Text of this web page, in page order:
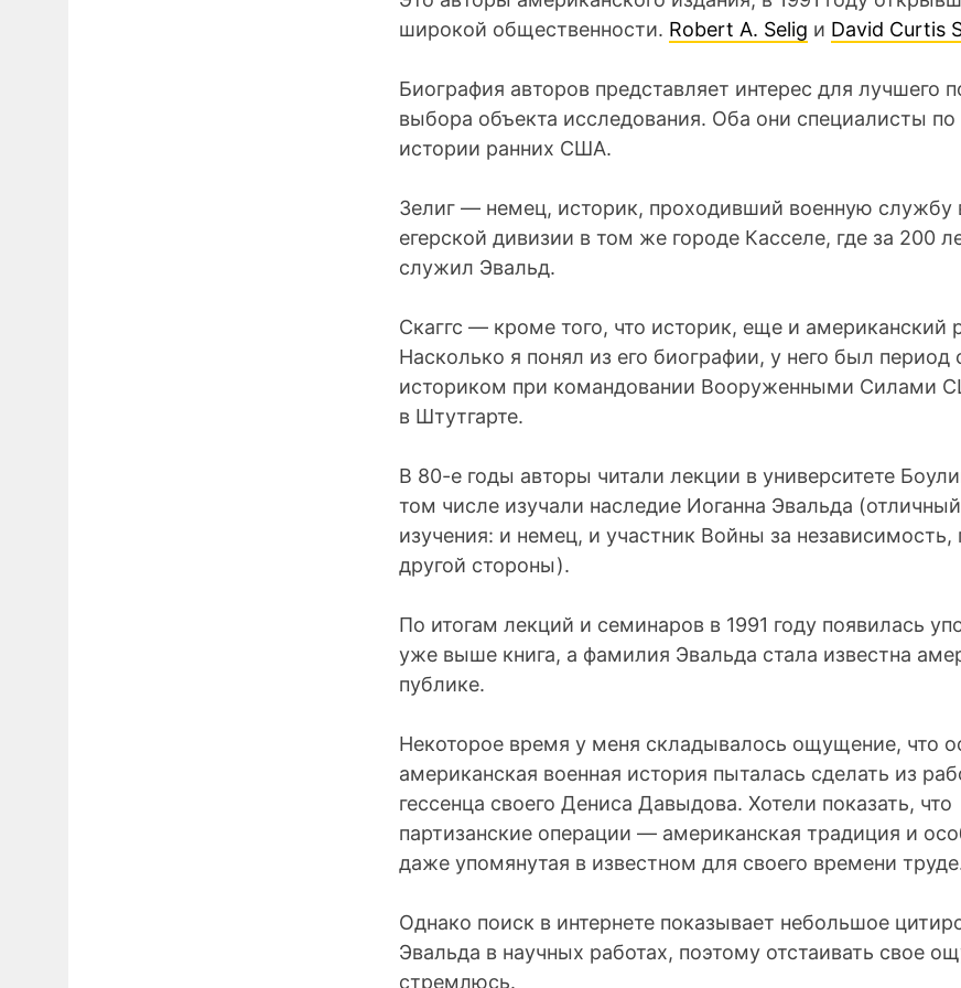
широкой общественности. Robert A. Selig и David Curtis
Биография авторов представляет интерес для лучшего
выбора объекта исследования. Оба они специалисты по
истории ранних США.
Зелиг — немец, историк, проходивший военную службу
егерской дивизии в том же городе Касселе, где за 200
служил Эвальд.
Скаггс — кроме того, что историк, еще и американский
Насколько я понял из его биографии, у него был
историком при командовании Вооруженными Силами
в Штутгарте.
В 80-е годы авторы читали лекции в университете
том числе изучали наследие Иоганна Эвальда
изучения: и немец, и участник Войны за независимость,
другой стороны).
По итогам лекций и семинаров в 1991 году появилась
уже выше книга, а фамилия Эвальда стала известна
публике.
Некоторое время у меня складывалось ощущение, что
американская военная история пыталась сделать из
гессенца своего Дениса Давыдова. Хотели показать, что
партизанские операции — американская традиция и
даже упомянутая в известном для своего времени
Однако поиск в интернете показывает небольшое
Эвальда в научных работах, поэтому отстаивать свое
стремлюсь.